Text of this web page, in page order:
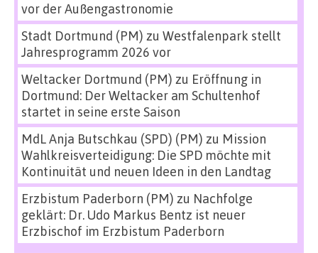
vor der Außengastronomie
Stadt Dortmund (PM) zu Westfalenpark stellt
Jahresprogramm 2026 vor
Weltacker Dortmund (PM) zu Eröffnung in
Dortmund: Der Weltacker am Schultenhof
startet in seine erste Saison
MdL Anja Butschkau (SPD) (PM) zu Mission
Wahlkreisverteidigung: Die SPD möchte mit
Kontinuität und neuen Ideen in den Landtag
Erzbistum Paderborn (PM) zu Nachfolge
geklärt: Dr. Udo Markus Bentz ist neuer
Erzbischof im Erzbistum Paderborn